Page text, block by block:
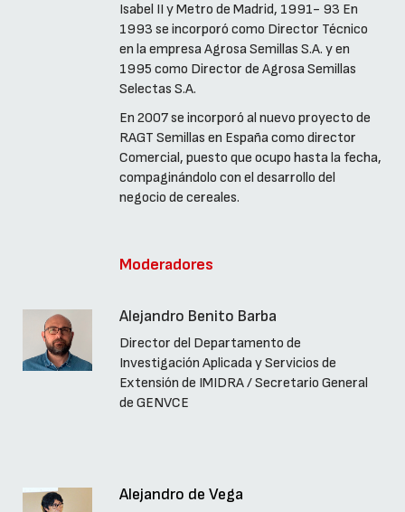
Isabel II y Metro de Madrid, 1991- 93 En
1993 se incorporó como Director Técnico
en la empresa Agrosa Semillas S.A. y en
1995 como Director de Agrosa Semillas
Selectas S.A.
En 2007 se incorporó al nuevo proyecto de
RAGT Semillas en España como director
Comercial, puesto que ocupo hasta la fecha,
compaginándolo con el desarrollo del
negocio de cereales.
Moderadores
Alejandro Benito Barba
Director del Departamento de
Investigación Aplicada y Servicios de
Extensión de IMIDRA / Secretario General
de GENVCE
Alejandro de Vega